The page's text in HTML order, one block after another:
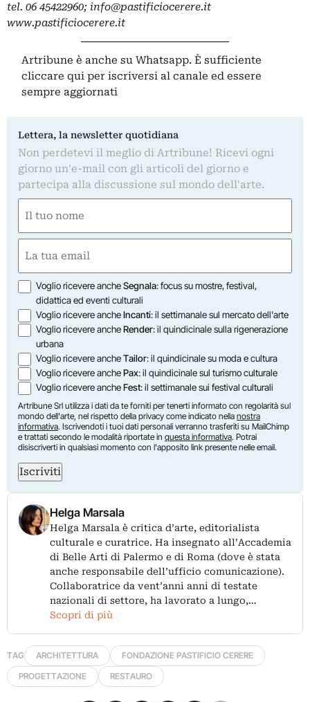
tel. 06 45422960; info@pastificiocerere.it
www.pastificiocerere.it
Artribune è anche su Whatsapp. È sufficiente
cliccare qui per iscriversi al canale ed essere
sempre aggiornati
Lettera, la newsletter quotidiana
Non perdetevi il meglio di Artribune! Ricevi ogni
giorno un'e-mail con gli articoli del giorno e
partecipa alla discussione sul mondo dell'arte.
(Required)
First
(Required)
Opzioni
Voglio ricevere ancheSegnala: focus su mostre, festival,
didattica ed eventi culturali
Voglio ricevere ancheIncanti: il settimanale sul mercato dell'arte
Voglio ricevere ancheRender: il quindicinale sulla rigenerazione
urbana
Voglio ricevere ancheTailor: il quindicinale su moda e cultura
Voglio ricevere anchePax: il quindicinale sul turismo culturale
Voglio ricevere ancheFest: il settimanale sui festival culturali
Artribune Srl utilizza i dati da te forniti per tenerti informato con regolarità sul
mondo dell'arte, nel rispetto della privacy come indicato nella nostra
informativa. Iscrivendoti i tuoi dati personali verranno trasferiti su MailChimp
e trattati secondo le modalità riportate in questa informativa. Potrai
disiscriverti in qualsiasi momento con l'apposito link presente nelle email.
Iscriviti
Helga Marsala
Helga Marsala è critica d’arte, editorialista
culturale e curatrice. Ha insegnato all’Accademia
di Belle Arti di Palermo e di Roma (dove è stata
anche responsabile dell’ufficio comunicazione).
Collaboratrice da vent’anni anni di testate
nazionali di settore, ha lavorato a lungo,…
Scopri di più
TAG ARCHITETTURA
FONDAZIONE PASTIFICIO CERERE
PROGETTAZIONE
RESTAURO